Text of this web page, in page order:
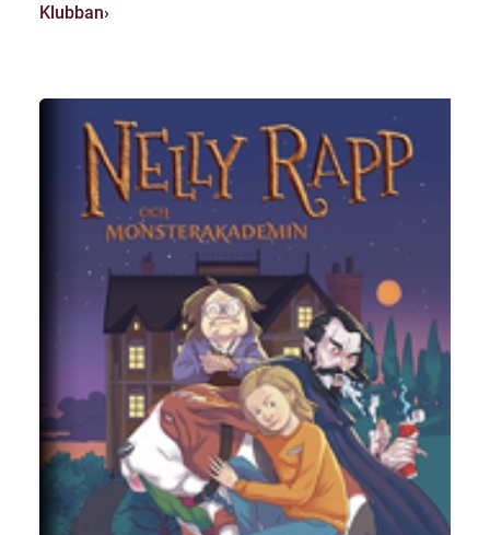
Klubban